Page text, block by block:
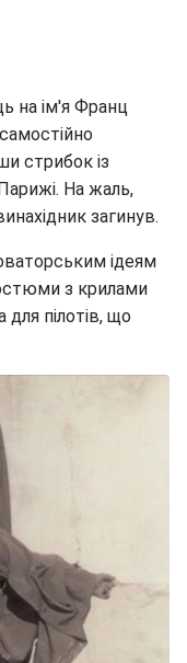
на ім'я Франц
стрибок із
На жаль,
загинув.
ідеям
з крилами
пілотів, що